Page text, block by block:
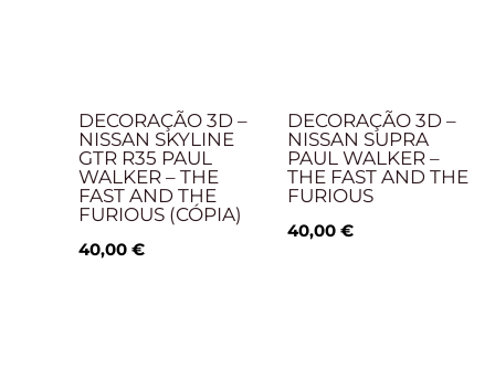
DECORAÇÃO 3D –
NISSAN SKYLINE
GTR R35 PAUL
WALKER – THE
FAST AND THE
FURIOUS (CÓPIA)
40,00 €
DECORAÇÃO 3D –
NISSAN SUPRA
PAUL WALKER –
THE FAST AND THE
FURIOUS
40,00 €